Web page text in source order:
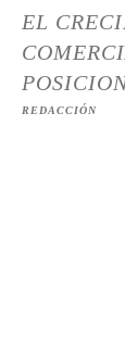
EL
REDACCIÓN